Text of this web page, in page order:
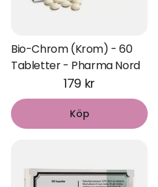
Bio-Chrom (Krom) - 60
Tabletter - Pharma Nord
179 kr
Köp